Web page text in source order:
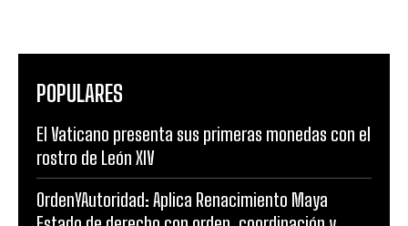
POPULARES
El Vaticano presenta sus primeras monedas con el
rostro de León XIV
OrdenYAutoridad: Aplica Renacimiento Maya